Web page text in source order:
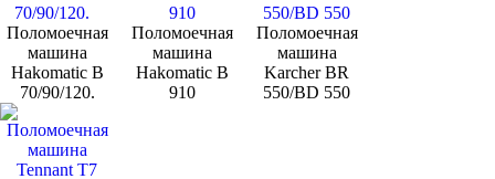
Поломоечная
машина
Hakomatic B
70/90/120.
Поломоечная
машина
Hakomatic B
910
Поломоечная
машина
Karcher BR
550/BD 550